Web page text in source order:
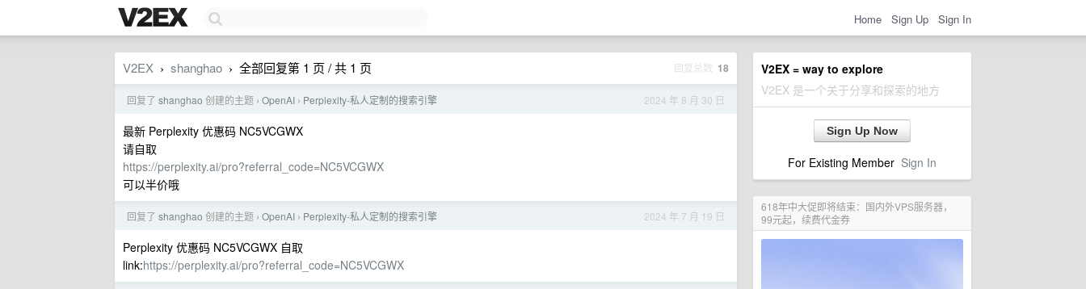
Home Sign Up Sign In
V2EX = way to explore
V2EX 是一个关于分享和探索的地方
Sign Up Now
For Existing Member Sign In
618年中大促即将结束：国内外VPS服务器，
99元起，续费代金券
V2EX › shanghao › 全部回复第 1 页 / 共 1 页 回复总数 18
2024 年 8 月 30 日
回复了 shanghao 创建的主题 › OpenAI › Perplexity-私人定制的搜索引擎
最新 Perplexity 优惠码 NC5VCGWX
请自取
https://perplexity.ai/pro?referral_code=NC5VCGWX
可以半价哦
2024 年 7 月 19 日
回复了 shanghao 创建的主题 › OpenAI › Perplexity-私人定制的搜索引擎
Perplexity 优惠码 NC5VCGWX 自取
link:https://perplexity.ai/pro?referral_code=NC5VCGWX